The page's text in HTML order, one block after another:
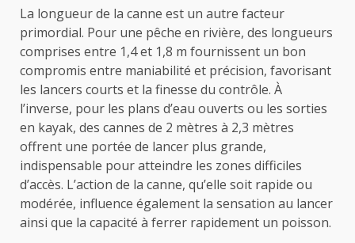
La longueur de la canne est un autre facteur
primordial. Pour une pêche en rivière, des longueurs
comprises entre 1,4 et 1,8 m fournissent un bon
compromis entre maniabilité et précision, favorisant
les lancers courts et la finesse du contrôle. À
l’inverse, pour les plans d’eau ouverts ou les sorties
en kayak, des cannes de 2 mètres à 2,3 mètres
offrent une portée de lancer plus grande,
indispensable pour atteindre les zones difficiles
d’accès. L’action de la canne, qu’elle soit rapide ou
modérée, influence également la sensation au lancer
ainsi que la capacité à ferrer rapidement un poisson.